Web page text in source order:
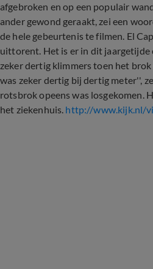
afgebroken en op een populair
ander gewond geraakt, zei een
de hele gebeurtenis te filmen. El
uittorent. Het is er in dit jaargetijde
zeker dertig klimmers toen het
was zeker dertig bij dertig meter'',
rotsbrok opeens was losgekomen.
het ziekenhuis. http://www.kijk.nl/